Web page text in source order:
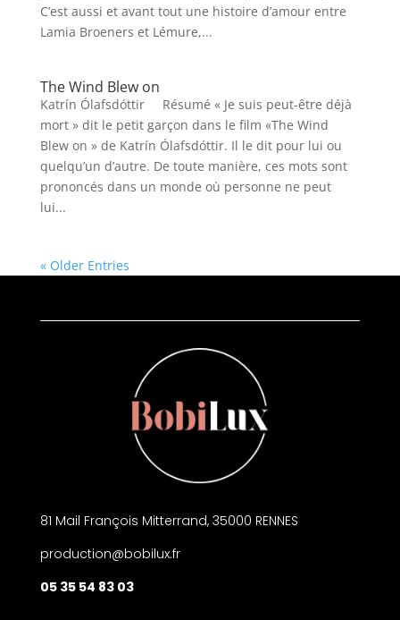
C’est aussi et avant tout une histoire d’amour entre
Lamia Broeners et Lémure,...
The Wind Blew on
Katrín Ólafsdóttir Résumé « Je suis peut-être déjà
mort » dit le petit garçon dans le film «The Wind
Blew on » de Katrín Ólafsdóttir. Il le dit pour lui ou
quelqu’un d’autre. De toute manière, ces mots sont
prononcés dans un monde où personne ne peut
lui...
« Older Entries
81 Mail François Mitterrand, 35000 RENNES
production@bobilux.fr
05 35 54 83 03